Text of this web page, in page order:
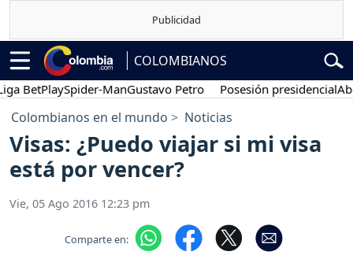
COLOMBIANOS
Spider-ManGustavo Petro Posesión presidencial
Colombianos en el mundo Noticias
Visas: ¿Puedo viajar si mi visa
está por vencer?
Vie, 05 Ago 2016 12:23 pm
Comparte en: